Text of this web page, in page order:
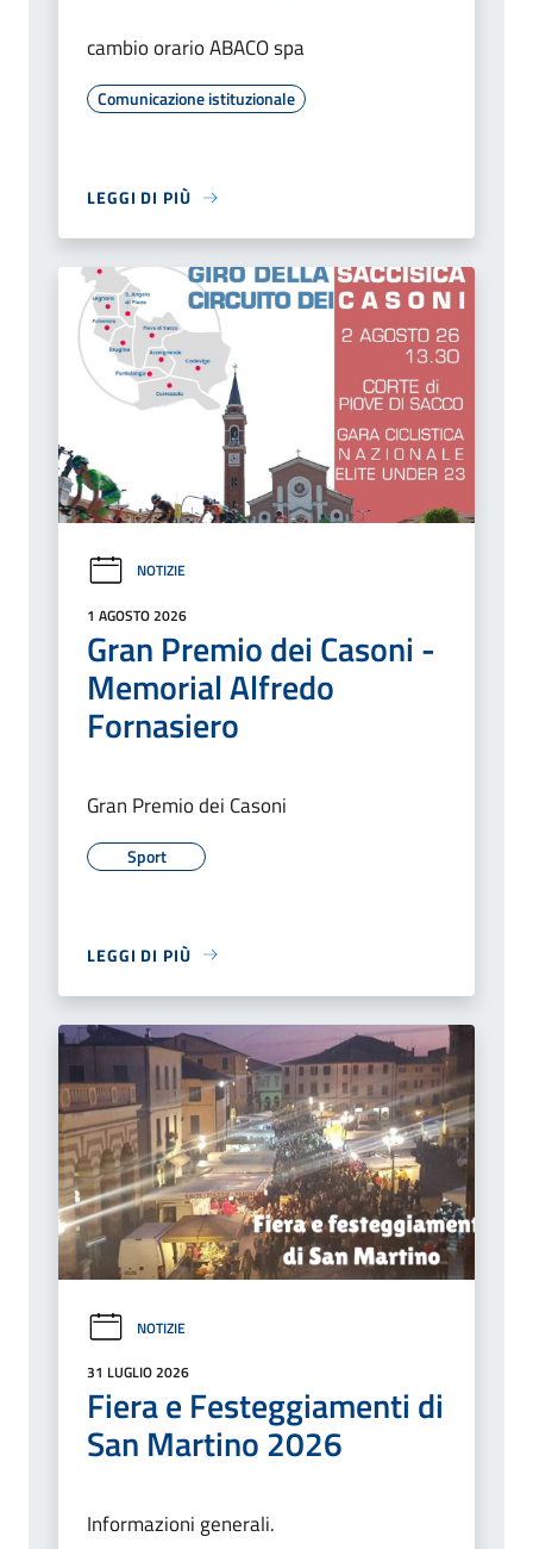
cambio orario ABACO spa
Comunicazione istituzionale
LEGGI DI PIÙ
NOTIZIE
1 AGOSTO 2026
Gran Premio dei Casoni -
Memorial Alfredo
Fornasiero
Gran Premio dei Casoni
Sport
LEGGI DI PIÙ
NOTIZIE
31 LUGLIO 2026
Fiera e Festeggiamenti di
San Martino 2026
Informazioni generali.